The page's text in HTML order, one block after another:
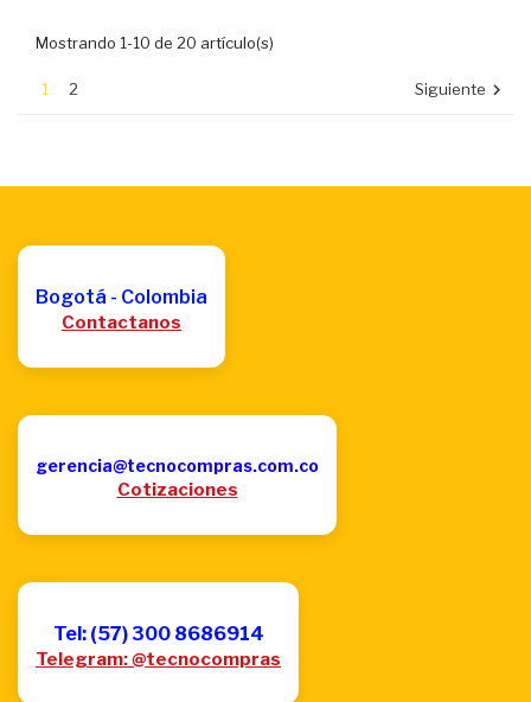
Mostrando 1-10 de 20 artículo(s)
1 2 Siguiente 
Bogotá - Colombia
Contactanos
gerencia@tecnocompras.com.co
Cotizaciones
Tel: (57) 300 8686914
Telegram: @tecnocompras